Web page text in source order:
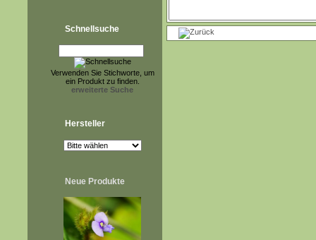
Schnellsuche
Verwenden Sie Stichworte, um
ein Produkt zu finden.
erweiterte Suche
Hersteller
Neue Produkte